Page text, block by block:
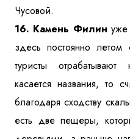
Чусовой.
16. Камень Филин уже
здесь постоянно летом
туристы
касается названия, то
благодаря сходству
есть две пещеры,